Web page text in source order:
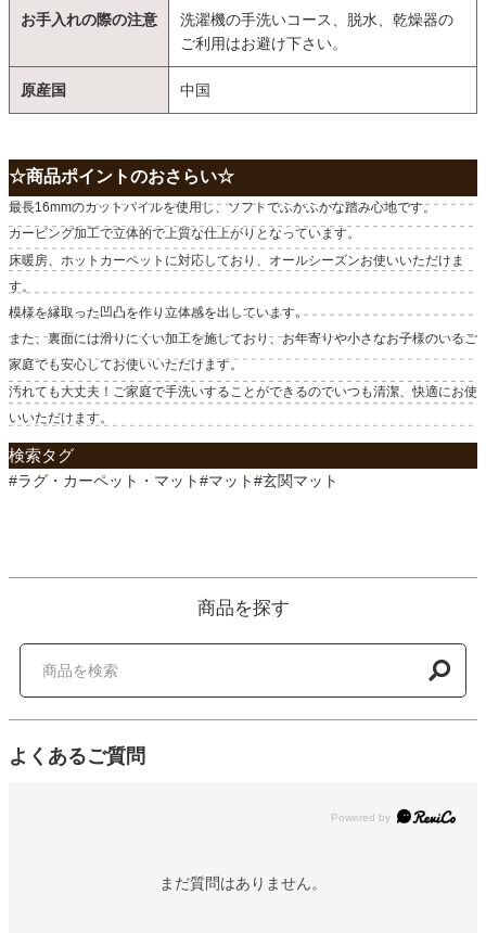
お手入れの際の注意
洗濯機の手洗いコース、脱水、乾燥器の
ご利用はお避け下さい。
原産国 中国
☆商品ポイントのおさらい☆
最長16mmのカットパイルを使用し、ソフトでふかふかな踏み心地です。
カービング加工で立体的で上質な仕上がりとなっています。
床暖房、ホットカーペットに対応しており、オールシーズンお使いいただけま
す。
模様を縁取った凹凸を作り立体感を出しています。
また、裏面には滑りにくい加工を施しており、お年寄りや小さなお子様のいるご
家庭でも安心してお使いいただけます。
汚れても大丈夫！ご家庭で手洗いすることができるのでいつも清潔、快適にお使
いいただけます。
検索タグ
#ラグ・カーペット・マット#マット#玄関マット
商品を探す
よくあるご質問
Powered by
まだ質問はありません。